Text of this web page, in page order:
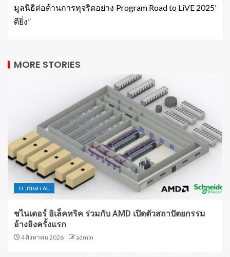
มูลนิธิต่อต้านการทุจริตอย่าง
ดียิ่ง”
Program Road to LiVE 2025’
MORE STORIES
IT-DIGITAL
ชไนเดอร์ อิเล็คทริค ร่วมกับ AMD เปิดตัวสถาปัตยกรรม
อ้างอิงครั้งแรก
4 สิงหาคม 2026 admin